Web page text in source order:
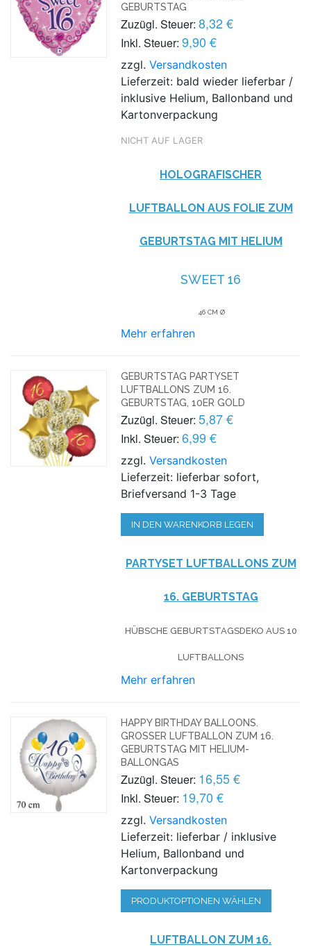
GEBURTSTAG
Zuzügl. Steuer: 8,32 €
Inkl. Steuer: 9,90 €
zzgl.Versandkosten
Lieferzeit: bald wieder lieferbar /
inklusive Helium, Ballonband und
Kartonverpackung
NICHT AUF LAGER
HOLOGRAFISCHER
LUFTBALLON AUS FOLIE ZUM
GEBURTSTAG MIT HELIUM
SWEET 16
46 CM Ø
Mehr erfahren
GEBURTSTAG PARTYSET
LUFTBALLONS ZUM 16.
GEBURTSTAG, 10ER GOLD
Zuzügl. Steuer: 5,87 €
Inkl. Steuer: 6,99 €
zzgl.Versandkosten
Lieferzeit: lieferbar sofort,
Briefversand 1-3 Tage
IN DEN WARENKORB LEGEN
PARTYSET LUFTBALLONS ZUM
16. GEBURTSTAG
HÜBSCHE GEBURTSTAGSDEKO AUS 10
LUFTBALLONS
Mehr erfahren
HAPPY BIRTHDAY BALLOONS.
GROSSER LUFTBALLON ZUM 16. G
EBURTSTAG MIT HELIUM-B
ALLONGAS
Zuzügl. Steuer: 16,55 €
Inkl. Steuer: 19,70 €
zzgl.Versandkosten
Lieferzeit: lieferbar / inklusive
Helium, Ballonband und
Kartonverpackung
PRODUKTOPTIONEN WÄHLEN
LUFTBALLON ZUM 16.